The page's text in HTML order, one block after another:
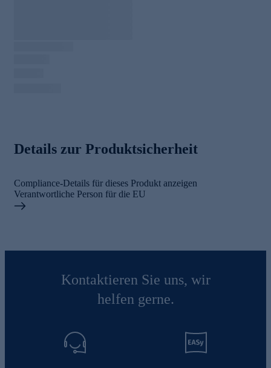
Details zur Produktsicherheit
Compliance-Details für dieses Produkt anzeigen
Verantwortliche Person für die EU
Kontaktieren Sie uns, wir
helfen gerne.